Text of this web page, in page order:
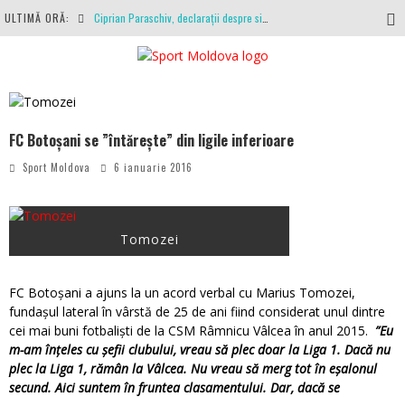
ULTIMĂ ORĂ:
Antrenamente la peste 30 de grade Celsius. Mircea Rednic își pregătește fotbaliștii pentru calvarul de duminică
FC Botoșani se ”întărește” din ligile inferioare
Sport Moldova 6 ianuarie 2016
Tomozei
FC Botoșani a ajuns la un acord verbal cu Marius Tomozei,
fundașul lateral în vârstă de 25 de ani fiind considerat unul dintre
cei mai buni fotbaliști de la CSM Râmnicu Vâlcea în anul 2015. ”Eu
m-am înţeles cu şefii clubului, vreau să plec doar la Liga 1. Dacă nu
plec la Liga 1, rămân la Vâlcea. Nu vreau să merg tot în eşalonul
secund. Aici suntem în fruntea clasamentului. Dar, dacă se